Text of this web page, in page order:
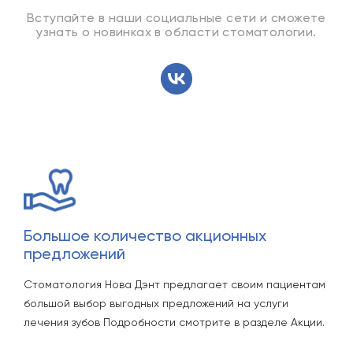
Вступайте в наши социальные сети и сможете
узнать о новинках в области стоматологии.
Большое количество акционных
предложений
Стоматология Нова Дэнт предлагает своим пациентам
большой выбор выгодных предложений на услуги
лечения зубов Подробности смотрите в разделе Акции.